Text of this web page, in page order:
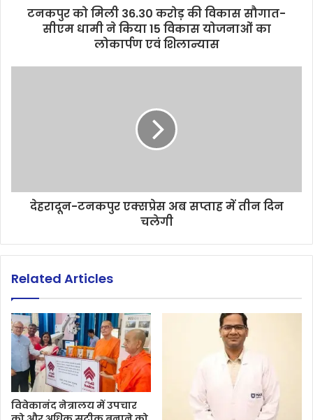
टनकपुर को मिली 36.30 करोड़ की विकास सौगात-
सीएम धामी ने किया 15 विकास योजनाओं का
लोकार्पण एवं शिलान्यास
देहरादून-टनकपुर एक्सप्रेस अब सप्ताह में तीन दिन
चलेगी
Related Articles
विवेकानंद नेत्रालय में उपचार